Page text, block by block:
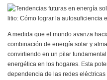
A medida que el mundo avanza
combinación de energía solar y
convirtiendo en un pilar
energética en los hogares. Esta
dependencia de las redes